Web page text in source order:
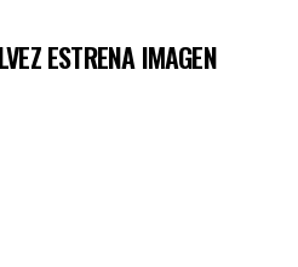
ESTRENA IMAGEN